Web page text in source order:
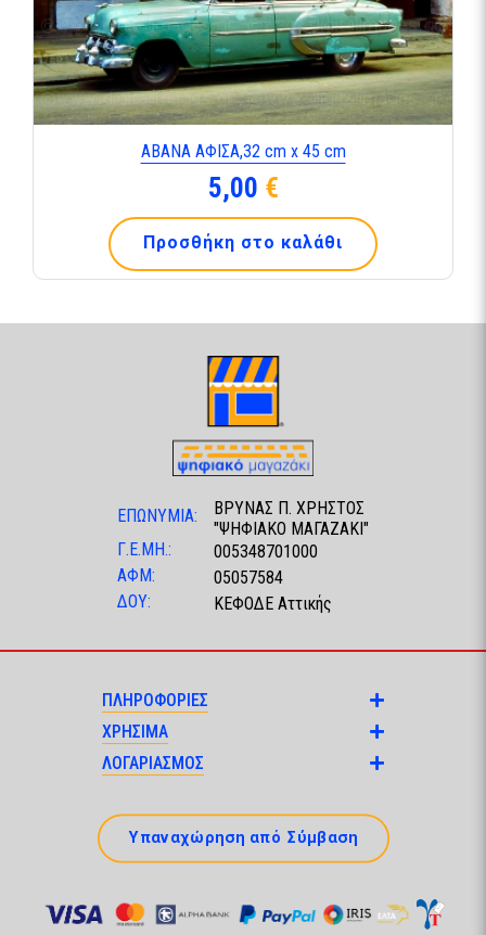
ΑΒΑΝΑ ΑΦΙΣΑ,32 cm x 45 cm
5,00 €
Προσθήκη στο καλάθι
ΕΠΩΝΥΜΙΑ:
ΒΡΥΝΑΣ Π. ΧΡΗΣΤΟΣ
"ΨΗΦΙΑΚΟ ΜΑΓΑΖΑΚΙ"
Γ.Ε.ΜΗ.:
005348701000
ΑΦΜ:
05057584
ΔΟΥ:
ΚΕΦΟΔΕ Αττικής
ΠΛΗΡΟΦΟΡΙΕΣ
ΧΡΗΣΙΜΑ
ΛΟΓΑΡΙΑΣΜΟΣ
Υπαναχώρηση από Σύμβαση